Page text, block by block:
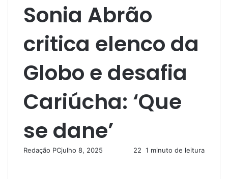
Sonia Abrão
critica elenco da
Globo e desafia
Cariúcha: ‘Que
se dane’
Redação PCjulho 8, 2025 22 1 minuto de leitura